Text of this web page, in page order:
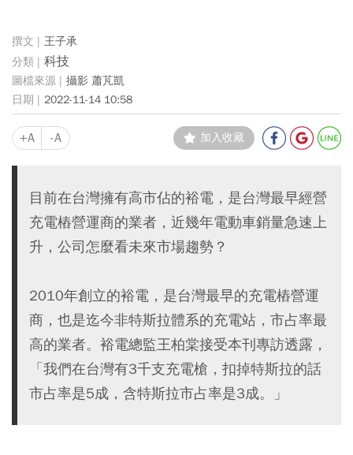
王子承
科技
攝影 蕭芃凱
2022-11-14 10:58
+A -A 加入收藏
目前在台灣擁有高市佔的裕電，是台灣最早經營
充電樁營運商的業者，近幾年電動車銷量急速上
升，公司怎麼看未來市場趨勢？
2010年創立的裕電，是台灣最早的充電樁營運
商，也是迄今非特斯拉體系的充電站，市占率最
高的業者。裕電總監王柏棠接受本刊專訪透露，
「我們在台灣有3千支充電槍，扣掉特斯拉的話
市占率是5成，含特斯拉市占率是3成。」